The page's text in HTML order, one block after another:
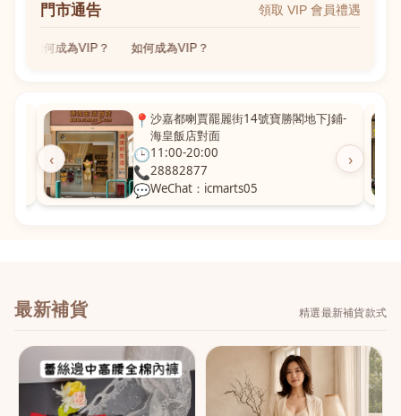
門市通告 領取 VIP 會員禮遇
如何成為VIP？ 如何成為VIP？
‹ ›
📍 沙嘉都喇賈罷麗街14號寶勝閣地下J鋪-
海皇飯店對面
🕒11:00-20:00
📞28882877
💬WeChat：icmarts05
最新補貨 精選最新補貨款式